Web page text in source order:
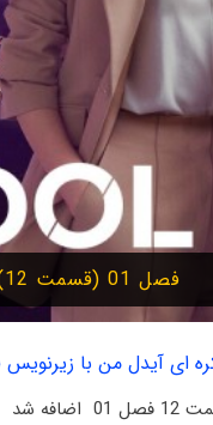
فصل 01 (قسمت 12)
ای آیدل من با
شد